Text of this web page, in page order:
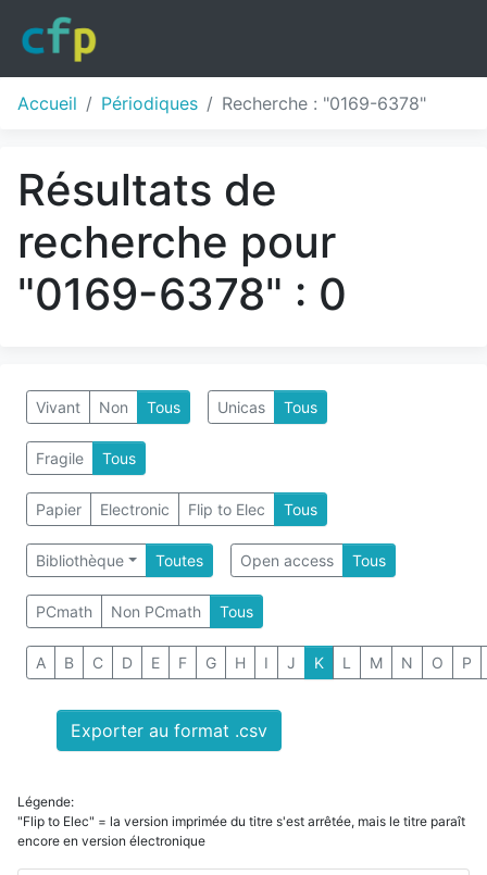
Accueil Périodiques Recherche : "0169-6378"
Résultats de
recherche pour
"0169-6378" : 0
Vivant Non Tous Unicas Tous
Fragile Tous
Papier Electronic Flip to Elec Tous
Bibliothèque Toutes Open access Tous
PCmath Non PCmath Tous
A B C D E F G H I J K L M N O P
Exporter au format .csv
Légende:
"Flip to Elec" = la version imprimée du titre s'est arrêtée, mais le titre paraît
encore en version électronique